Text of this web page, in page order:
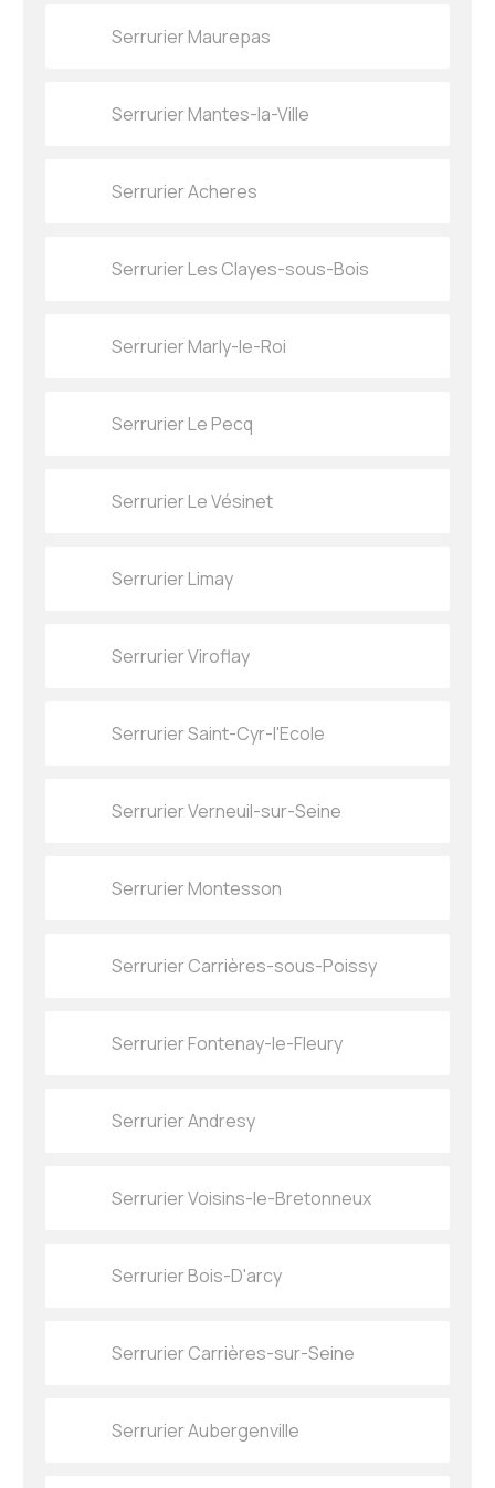
Serrurier Maurepas
Serrurier Mantes-la-Ville
Serrurier Acheres
Serrurier Les Clayes-sous-Bois
Serrurier Marly-le-Roi
Serrurier Le Pecq
Serrurier Le Vésinet
Serrurier Limay
Serrurier Viroflay
Serrurier Saint-Cyr-l'Ecole
Serrurier Verneuil-sur-Seine
Serrurier Montesson
Serrurier Carrières-sous-Poissy
Serrurier Fontenay-le-Fleury
Serrurier Andresy
Serrurier Voisins-le-Bretonneux
Serrurier Bois-D'arcy
Serrurier Carrières-sur-Seine
Serrurier Aubergenville